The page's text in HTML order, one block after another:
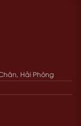
Hải Phòng